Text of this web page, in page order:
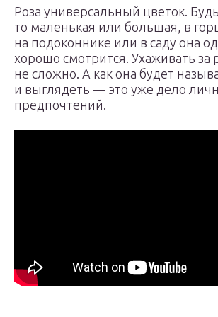
Роза универсальный цветок. Будь
то маленькая или большая, в
на подоконнике или в саду она
хорошо смотрится. Ухаживать за
не сложно. А как она будет
и выглядеть — это уже дело
предпочтений.